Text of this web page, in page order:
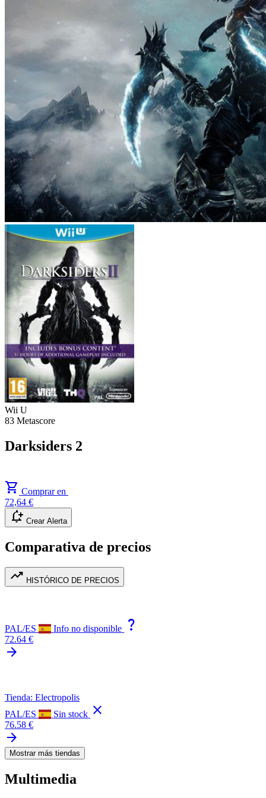
Wii U
83 Metascore
Darksiders 2
shopping_cart Comprar en
72,64 €
notification_add Crear Alerta
Comparativa de precios
trending_up HISTÓRICO DE PRECIOS
PAL/ES Info no disponible question_mark
72.64 €
arrow_forward
Tienda: Electropolis
PAL/ES
Sin stock close
76.58 €
arrow_forward
Mostrar más tiendas
Multimedia